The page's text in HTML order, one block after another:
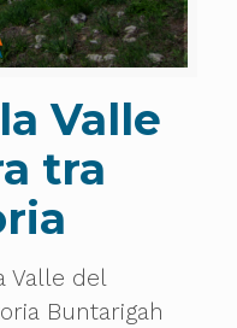
Valle
tra
Valle del
Buntarigah